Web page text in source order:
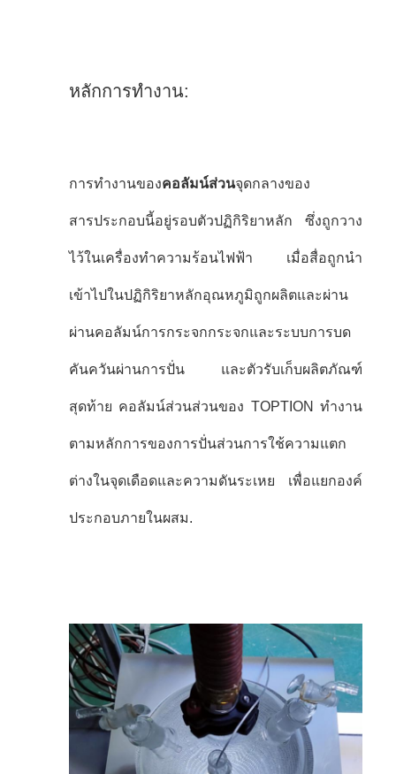
หลักการทํางาน:
การทํางานของคอลัมน์ส่วนจุดกลางของ
สารประกอบนี้อยู่รอบตัวปฏิกิริยาหลัก ซึ่งถูกวาง
ไว้ในเครื่องทําความร้อนไฟฟ้า เมื่อสื่อถูกนํา
เข้าไปในปฏิกิริยาหลักอุณหภูมิถูกผลิตและผ่าน
ผ่านคอลัมน์การกระจกกระจกและระบบการบด
คันควันผ่านการปั่น และตัวรับเก็บผลิตภัณฑ์
สุดท้าย คอลัมน์ส่วนส่วนของ TOPTION ทํางาน
ตามหลักการของการปั่นส่วนการใช้ความแตก
ต่างในจุดเดือดและความดันระเหย เพื่อแยกองค์
ประกอบภายในผสม.